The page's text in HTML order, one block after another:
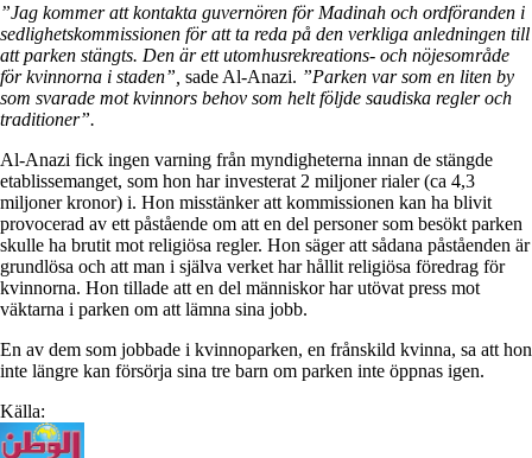
”Jag kommer att kontakta guvernören för Madinah och ordföranden i
sedlighetskommissionen för att ta reda på den verkliga anledningen till
att parken stängts. Den är ett utomhusrekreations- och nöjesområde
för kvinnorna i staden”, sade Al-Anazi. ”Parken var som en liten by
som svarade mot kvinnors behov som helt följde saudiska regler och
traditioner”.
Al-Anazi fick ingen varning från myndigheterna innan de stängde
etablissemanget, som hon har investerat 2 miljoner rialer (ca 4,3
miljoner kronor) i. Hon misstänker att kommissionen kan ha blivit
provocerad av ett påstående om att en del personer som besökt parken
skulle ha brutit mot religiösa regler. Hon säger att sådana påståenden är
grundlösa och att man i själva verket har hållit religiösa föredrag för
kvinnorna. Hon tillade att en del människor har utövat press mot
väktarna i parken om att lämna sina jobb.
En av dem som jobbade i kvinnoparken, en frånskild kvinna, sa att hon
inte längre kan försörja sina tre barn om parken inte öppnas igen.
Källa: